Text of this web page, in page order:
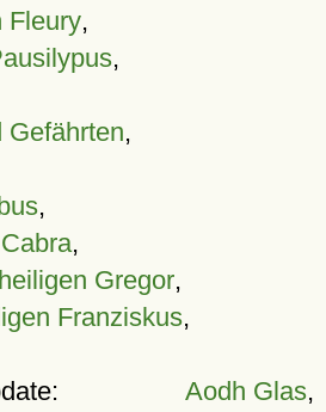
Fleury,
,
Gefährten,
,
,
Gregor,
Franziskus,
Aodh Glas,